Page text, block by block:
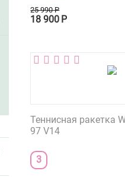
25 990 Р
18 900 Р
Теннисная ракетка
97 V14
3